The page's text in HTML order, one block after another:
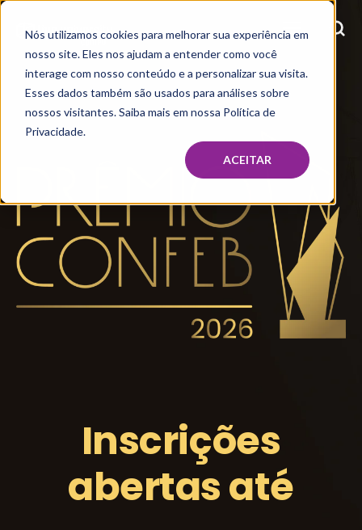
Nós utilizamos cookies para melhorar sua experiência em
nosso site. Eles nos ajudam a entender como você
interage com nosso conteúdo e a personalizar sua visita.
Esses dados também são usados para análises sobre
nossos visitantes. Saiba mais em nossa Política de
Privacidade.
ACEITAR
Inscrições
abertas até